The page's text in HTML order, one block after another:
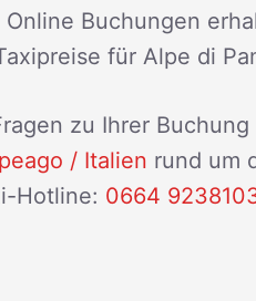
Buchungen
für Alpe di
zu Ihrer
/ Italien rund um
Hotline: 0664